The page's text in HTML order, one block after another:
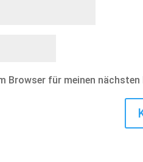
Browser für meinen